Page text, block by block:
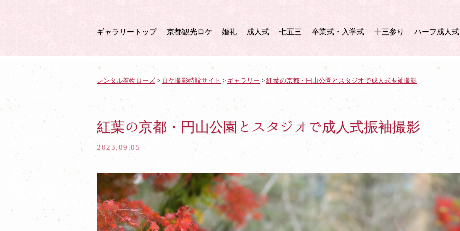
ギャラリートップ 京都観光ロケ 婚礼 成人式 七五三 卒業式・入学式 十三参り ハーフ成人式
レンタル着物ローズ > ロケ撮影特設サイト > ギャラリー > 紅葉の京都・円山公園とスタジオで成人式振袖撮影
紅葉の京都・円山公園とスタジオで成人式振袖撮影
2023.09.05